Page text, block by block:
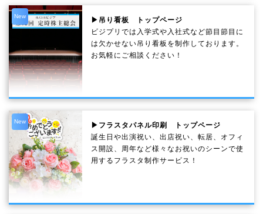
New
▶吊り看板 トップページ
ビジプリでは入学式や入社式など節目節目に
は欠かせない吊り看板を制作しております。
お気軽にご相談ください！
New
▶フラスタパネル印刷 トップページ
誕生日や出演祝い、出店祝い、転居、オフィ
ス開設、周年など様々なお祝いのシーンで使
用するフラスタ制作サービス！